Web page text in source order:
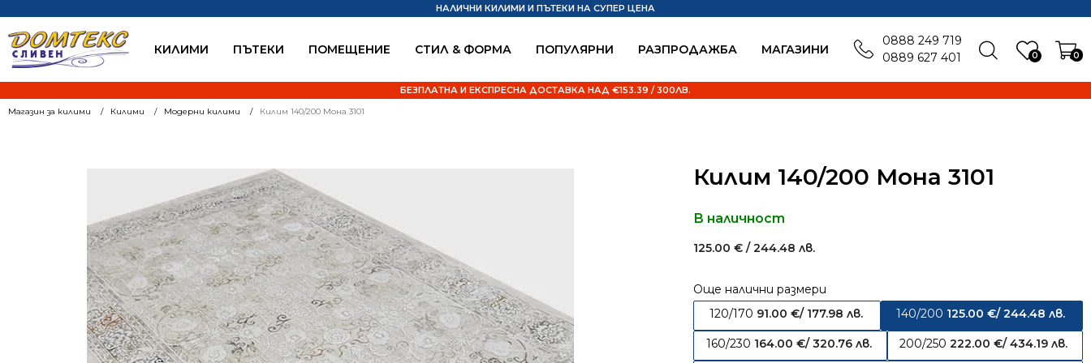
КИЛИМИ ПЪТЕКИ ПОМЕЩЕНИЕ СТИЛ & ФОРМА ПОПУЛЯРНИ РАЗПРОДАЖБА MАГАЗИНИ 0 0
НАЛИЧНИ КИЛИМИ И ПЪТЕКИ НА СУПЕР ЦЕНА
БЕЗПЛАТНА И ЕКСПРЕСНА ДОСТАВКА НАД €153.39 / 300ЛВ.
0888 249 719
0889 627 401
Магазин за килими Килими Модерни килими Килим 140/200 Мона 3101
Килим 140/200 Мона 3101
В наличност
125.00€ / 244.48 лв.
Още налични размери
120/170 91.00 €/ 177.98 лв. 140/200 125.00 €/ 244.48 лв.
160/230 164.00€/ 320.76 лв. 200/250222.00€/ 434.19 лв.